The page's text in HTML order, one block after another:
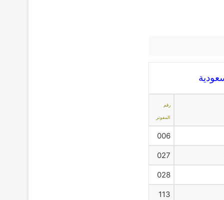
رقم
المفوتر
006
027
028
113